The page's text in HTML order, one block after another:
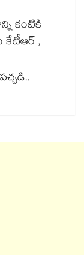
కంటికి
కేటీఆర్ ,